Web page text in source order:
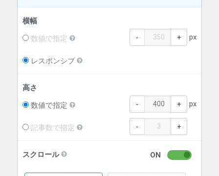
横幅
数値で指定
- + px
レスポンシブ
高さ
数値で指定
- + px
記事数で指定 - +
スクロール ON